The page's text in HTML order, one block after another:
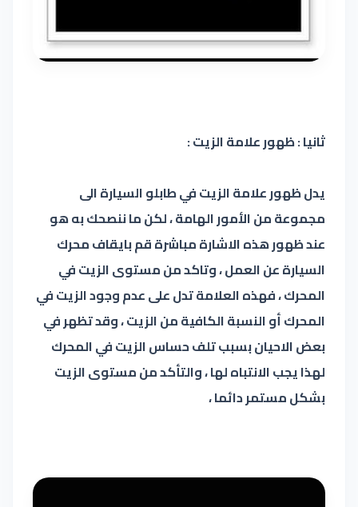
ثانيا : ظهور علامة الزيت :
يدل ظهور علامة الزيت في طابلو السيارة الى
مجموعة من الأمور الهامة ، لكن ما ننصحك به هو
عند ظهور هذه الاشارة مباشرة قم بايقاف محرك
السيارة عن العمل ، وتاكد من مستوى الزيت في
المحرك ، فهذه العلامة تدل على عدم وجود الزيت في
المحرك أو النسبة الكافية من الزيت ، وقد تظهر في
بعض الاحيان بسبب تلف حساس الزيت في المحرك
لهذا يجب الانتباه لها ، والتأكد من مستوى الزيت
بشكل مستمر دائما ،